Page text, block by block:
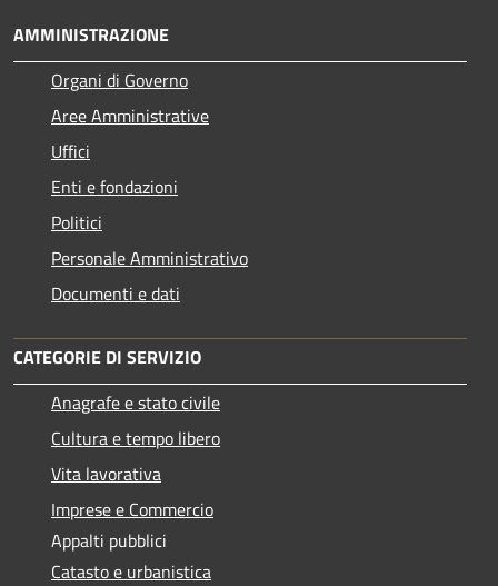
AMMINISTRAZIONE
Organi di Governo
Aree Amministrative
Uffici
Enti e fondazioni
Politici
Personale Amministrativo
Documenti e dati
CATEGORIE DI SERVIZIO
Anagrafe e stato civile
Cultura e tempo libero
Vita lavorativa
Imprese e Commercio
Appalti pubblici
Catasto e urbanistica